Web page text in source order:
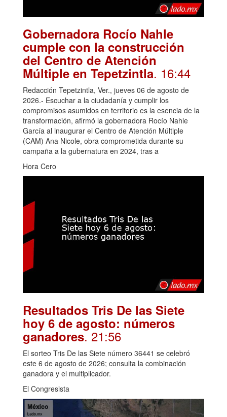
Gobernadora Rocío Nahle
cumple con la construcción
del Centro de Atención
Múltiple en Tepetzintla. 16:44
Redacción Tepetzintla, Ver., jueves 06 de agosto de
2026.- Escuchar a la ciudadanía y cumplir los
compromisos asumidos en territorio es la esencia de la
transformación, afirmó la gobernadora Rocío Nahle
García al inaugurar el Centro de Atención Múltiple
(CAM) Ana Nicole, obra comprometida durante su
campaña a la gubernatura en 2024, tras a
Hora Cero
Resultados Tris De las Siete
hoy 6 de agosto: números
ganadores. 21:56
El sorteo Tris De las Siete número 36441 se celebró
este 6 de agosto de 2026; consulta la combinación
ganadora y el multiplicador.
El Congresista